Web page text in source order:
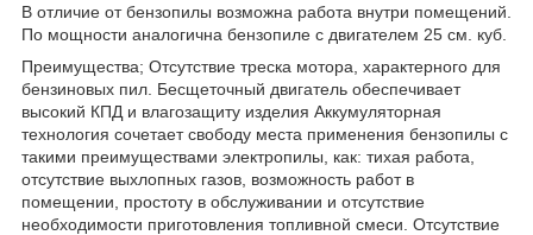
В отличие от бензопилы возможна работа внутри помещений.
По мощности аналогична бензопиле с двигателем 25 см. куб.
Преимущества; Отсутствие треска мотора, характерного для
бензиновых пил. Бесщеточный двигатель обеспечивает
высокий КПД и влагозащиту изделия Аккумуляторная
технология сочетает свободу места применения бензопилы с
такими преимуществами электропилы, как: тихая работа,
отсутствие выхлопных газов, возможность работ в
помещении, простоту в обслуживании и отсутствие
необходимости приготовления топливной смеси. Отсутствие